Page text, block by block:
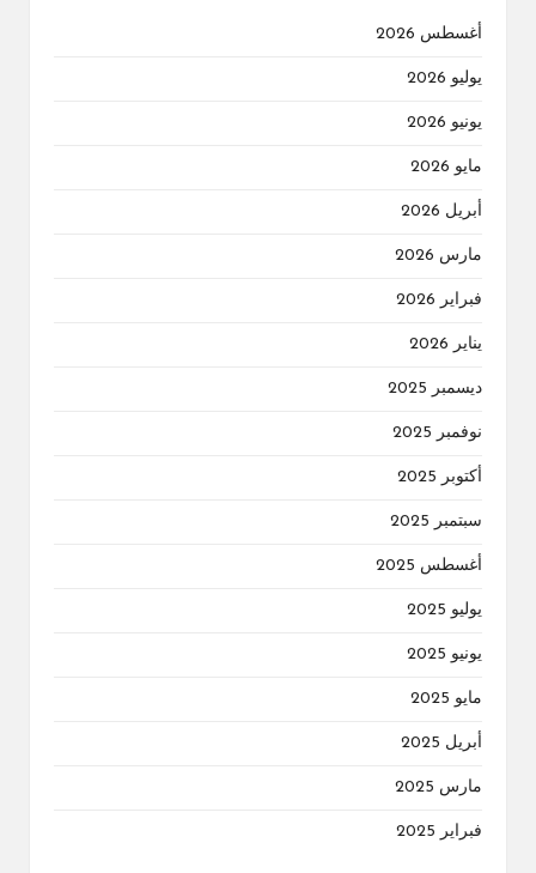
أغسطس 2026
يوليو 2026
يونيو 2026
مايو 2026
أبريل 2026
مارس 2026
فبراير 2026
يناير 2026
ديسمبر 2025
نوفمبر 2025
أكتوبر 2025
سبتمبر 2025
أغسطس 2025
يوليو 2025
يونيو 2025
مايو 2025
أبريل 2025
مارس 2025
فبراير 2025